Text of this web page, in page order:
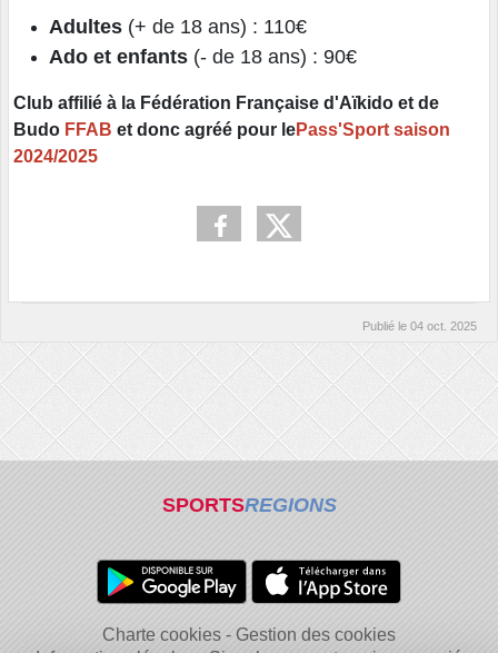
Adultes (+ de 18 ans) : 110€
Ado et enfants (- de 18 ans) : 90€
Club affilié à la Fédération Française d'Aïkido et de
Budo FFAB et donc agréé pour lePass'Sport saison
2024/2025
Publié le 04 oct. 2025
SPORTSREGIONS
Charte cookies
Gestion des cookies